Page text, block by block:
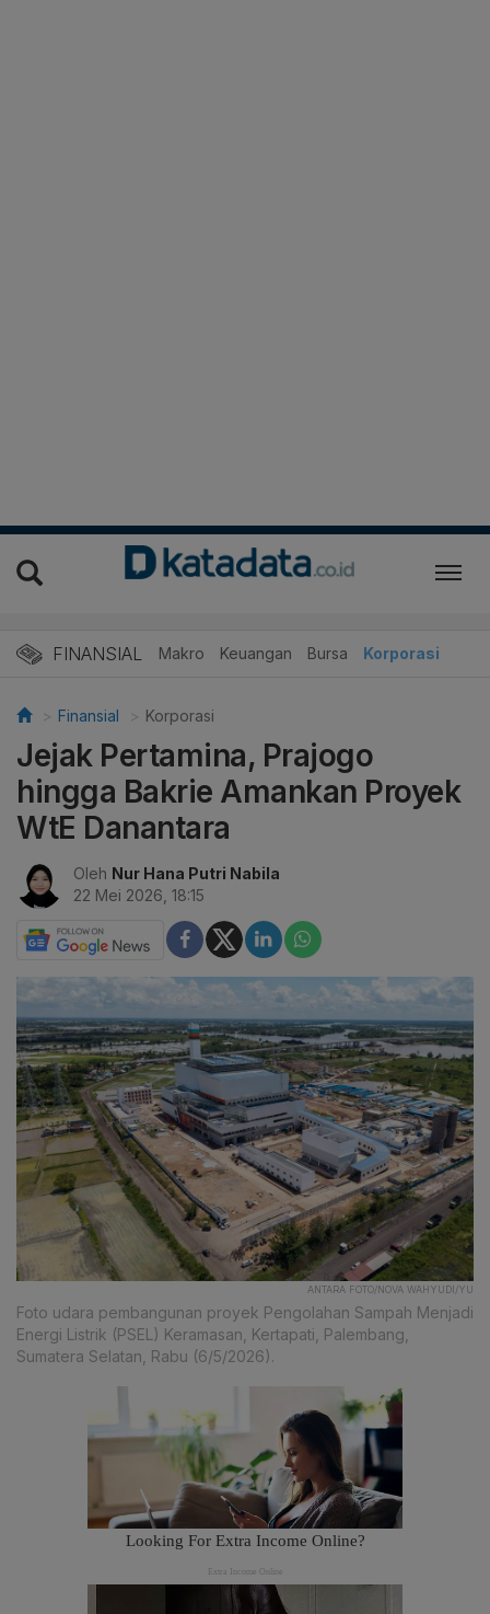
FINANSIAL Makro Keuangan Bursa Korporasi
Finansial Korporasi
Jejak Pertamina, Prajogo
hingga Bakrie Amankan Proyek
WtE Danantara
Oleh Nur Hana Putri Nabila
22 Mei 2026, 18:15
ANTARA FOTO/NOVA WAHYUDI/YU
Foto udara pembangunan proyek Pengolahan Sampah Menjadi
Energi Listrik (PSEL) Keramasan, Kertapati, Palembang,
Sumatera Selatan, Rabu (6/5/2026).